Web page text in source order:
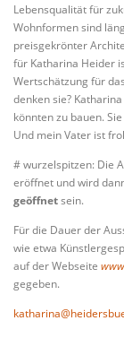
Lebensqualität für
Wohnformen sind
preisgekrönter
für Katharina Heider
Wertschätzung für
denken sie?
könnten zu bauen.
Und mein Vater ist
# wurzelspitzen: Die
eröffnet und wird
geöffnetsein.
Für die Dauer der
wie etwa
auf der Webseite
gegeben.